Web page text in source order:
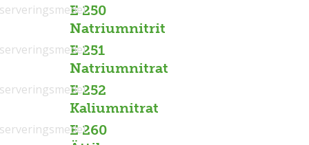
E 250
Natriumnitrit
E 251
Natriumnitrat
E 252
Kaliumnitrat
E 260